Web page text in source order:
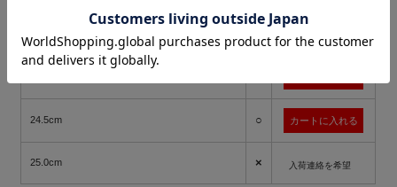
24.5cm ○
25.0cm × 入荷連絡を希望